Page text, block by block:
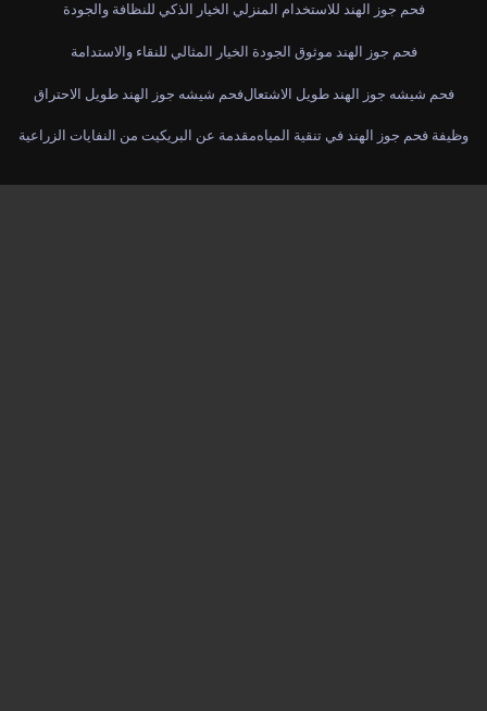
فحم جوز الهند للاستخدام المنزلي الخيار الذكي للنظافة والجودة
فحم جوز الهند موثوق الجودة الخيار المثالي للنقاء والاستدامة
فحم شيشه جوز الهند طويل الاحتراقفحم شيشه جوز الهند طويل الاشتعال
مقدمة عن البريكيت من النفايات الزراعيةوظيفة فحم جوز الهند في تنقية المياه